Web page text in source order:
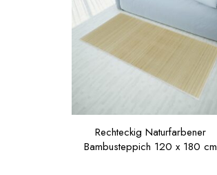
Rechteckig Naturfarbener
Bambusteppich 120 x 180 cm